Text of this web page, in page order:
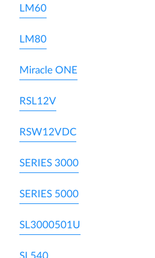
LM60
LM80
Miracle ONE
RSL12V
RSW12VDC
SERIES 3000
SERIES 5000
SL3000501U
SL540